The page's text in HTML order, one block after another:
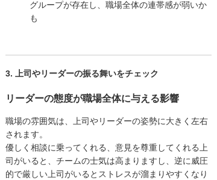
グループが存在し、職場全体の連帯感が弱いか
も
3. 上司やリーダーの振る舞いをチェック
リーダーの態度が職場全体に与える影響
職場の雰囲気は、上司やリーダーの姿勢に大きく左右
されます。
優しく相談に乗ってくれる、意見を尊重してくれる上
司がいると、チームの士気は高まりますし、逆に威圧
的で厳しい上司がいるとストレスが溜まりやすくなり